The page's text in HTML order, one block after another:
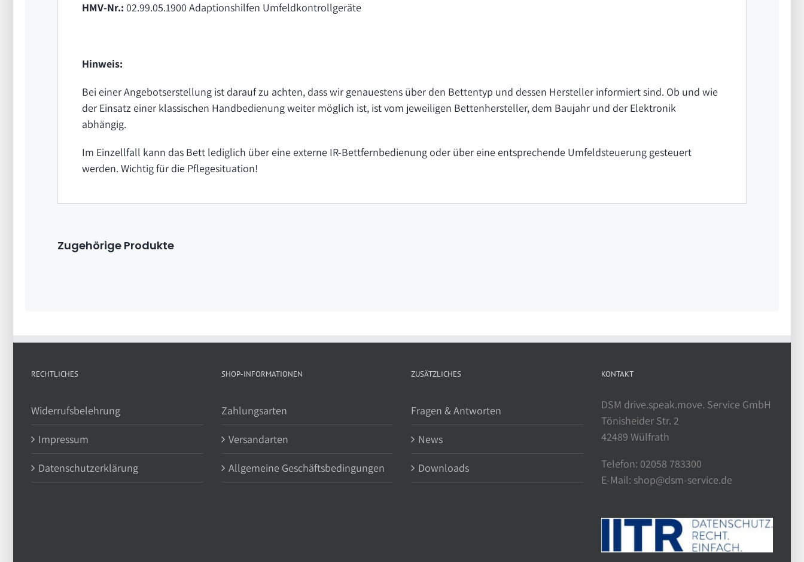
HMV-Nr.: 02.99.05.1900 Adaptionshilfen Umfeldkontrollgeräte
Hinweis:
Bei einer Angebotserstellung ist darauf zu achten, dass wir genauestens über den Bettentyp und dessen Hersteller informiert sind. Ob und wie
der Einsatz einer klassischen Handbedienung weiter möglich ist, ist vom jeweiligen Bettenhersteller, dem Baujahr und der Elektronik
abhängig.
Im Einzellfall kann das Bett lediglich über eine externe IR-Bettfernbedienung oder über eine entsprechende Umfeldsteuerung gesteuert
werden. Wichtig für die Pflegesituation!
Zugehörige Produkte
RECHTLICHES
Widerrufsbelehrung
Impressum
Datenschutzerklärung
SHOP-INFORMATIONEN
Zahlungsarten
Versandarten
Allgemeine Geschäftsbedingungen
ZUSÄTZLICHES
Fragen & Antworten
News
Downloads
KONTAKT
DSM drive.speak.move. Service GmbH
Tönisheider Str. 2
42489 Wülfrath
Telefon: 02058 783300
E-Mail: shop@dsm-service.de